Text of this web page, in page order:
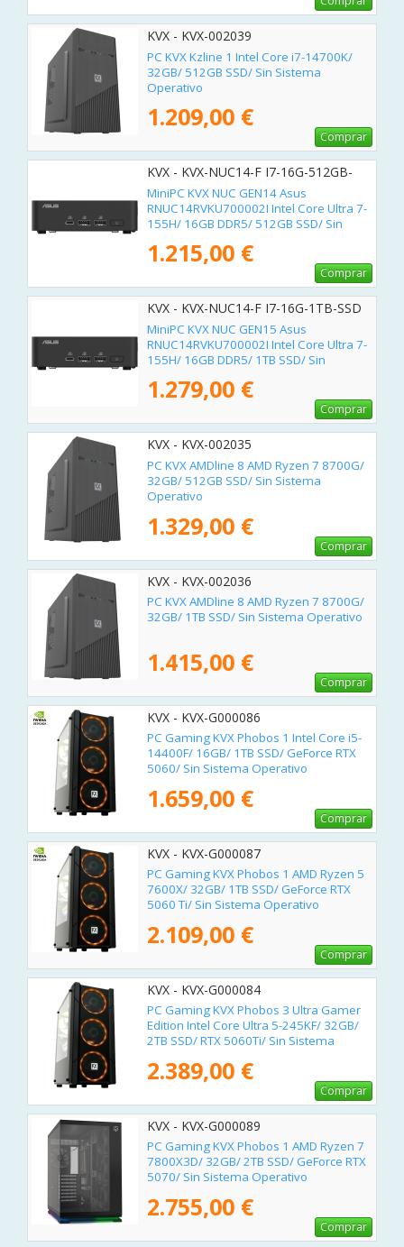
KVX - KVX-002039
PC KVX Kzline 1 Intel Core i7-14700K/
32GB/ 512GB SSD/ Sin Sistema
Operativo
1.209,00 €
Comprar
KVX - KVX-NUC14-F I7-16G-512GB-
SSD
MiniPC KVX NUC GEN14 Asus
RNUC14RVKU700002I Intel Core Ultra 7-
155H/ 16GB DDR5/ 512GB SSD/ Sin
1.215,00 €
Comprar
KVX - KVX-NUC14-F I7-16G-1TB-SSD
MiniPC KVX NUC GEN15 Asus
RNUC14RVKU700002I Intel Core Ultra 7-
155H/ 16GB DDR5/ 1TB SSD/ Sin
1.279,00 €
Comprar
KVX - KVX-002035
PC KVX AMDline 8 AMD Ryzen 7 8700G/
32GB/ 512GB SSD/ Sin Sistema
Operativo
1.329,00 €
Comprar
KVX - KVX-002036
PC KVX AMDline 8 AMD Ryzen 7 8700G/
32GB/ 1TB SSD/ Sin Sistema Operativo
1.415,00 €
Comprar
KVX - KVX-G000086
PC Gaming KVX Phobos 1 Intel Core i5-
14400F/ 16GB/ 1TB SSD/ GeForce RTX
5060/ Sin Sistema Operativo
1.659,00 €
Comprar
KVX - KVX-G000087
PC Gaming KVX Phobos 1 AMD Ryzen 5
7600X/ 32GB/ 1TB SSD/ GeForce RTX
5060 Ti/ Sin Sistema Operativo
2.109,00 €
Comprar
KVX - KVX-G000084
PC Gaming KVX Phobos 3 Ultra Gamer
Edition Intel Core Ultra 5-245KF/ 32GB/
2TB SSD/ RTX 5060Ti/ Sin Sistema
2.389,00 €
Comprar
KVX - KVX-G000089
PC Gaming KVX Phobos 1 AMD Ryzen 7
7800X3D/ 32GB/ 2TB SSD/ GeForce RTX
5070/ Sin Sistema Operativo
2.755,00 €
Comprar